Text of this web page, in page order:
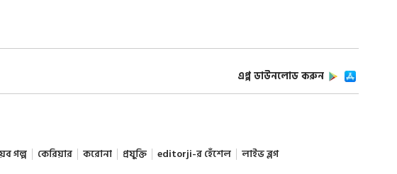
এপ্প ডাউনলোড করুন
গল্প কেরিয়ার করোনা প্রযুক্তি editorji-র হেঁশেল লাইভ ব্লগ